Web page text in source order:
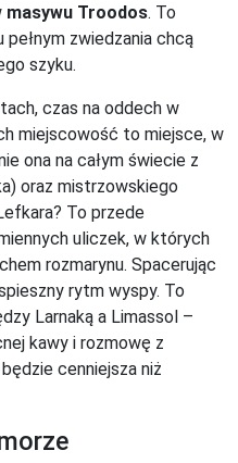
masywu Troodos. To
zwiedzania chcą
szyku.
czas na oddech w
miejscowość to miejsce, w
ona na całym świecie z
oraz mistrzowskiego
To przede
uliczek, w których
rozmarynu. Spacerując
rytm wyspy. To
Larnaką a Limassol –
kawy i rozmowę z
cenniejsza niż